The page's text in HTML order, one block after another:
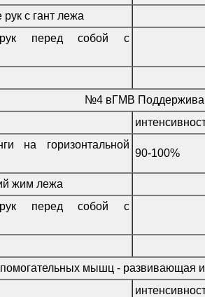
рук с гант лежа
перед собой с
№4 вГМВ
на горизонтальной
90-100%
жим лежа
перед собой с
мышц - развивающая